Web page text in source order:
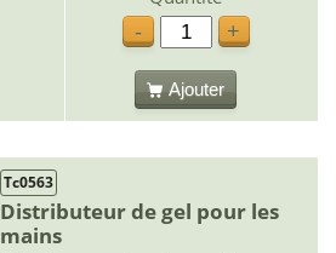
-
+
Ajouter
Tc0563
Distributeur de gel pour les
mains